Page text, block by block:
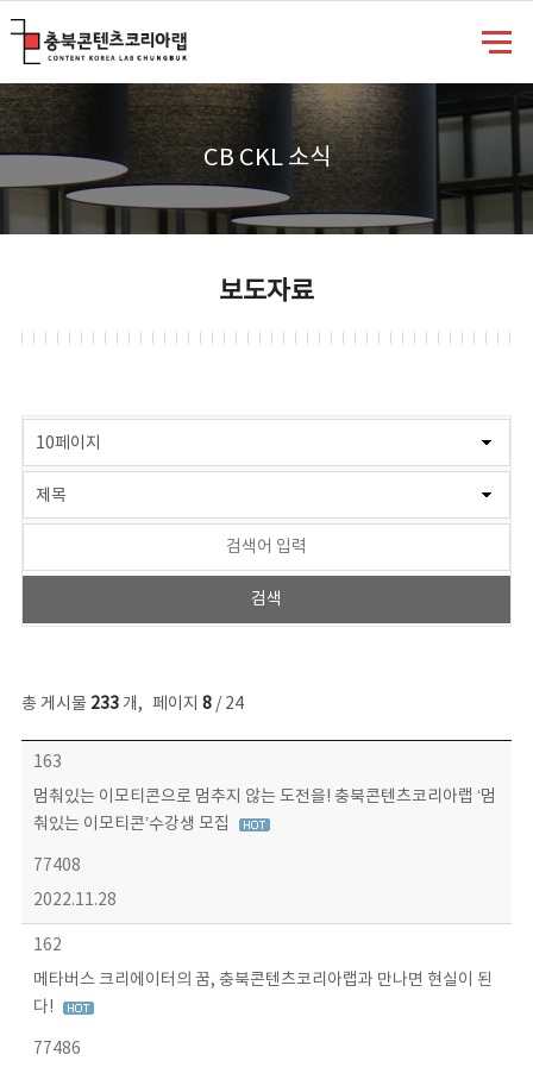
CB CKL 소식
보도자료
총 게시물 233개, 페이지 8/ 24
보도자료 목록 - 번호, 제목, 작성자, 파일, 조회수, 작성일 정보 제공
163
멈춰있는 이모티콘으로 멈추지 않는 도전을! 충북콘텐츠코리아랩 ‘멈
춰있는 이모티콘’수강생 모집
77408
2022.11.28
162
메타버스 크리에이터의 꿈, 충북콘텐츠코리아랩과 만나면 현실이 된
다!
77486